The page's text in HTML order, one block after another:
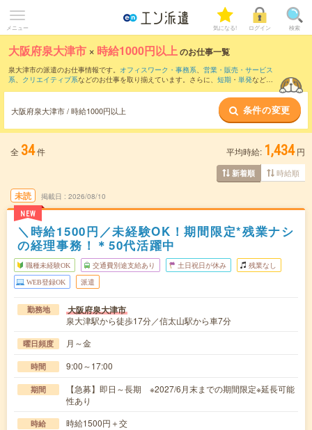
メニュー 気になる! ログイン 検索
大阪府泉大津市 × 時給1000円以上のお仕事一覧
泉大津市の派遣のお仕事情報です。 オフィスワーク・事務系、 営業・販売・サービス
系、 クリエイティブ系などのお仕事を取り揃えています。さらに、 短期 ・ 単発などの
時給1200円以上・ 1800円以上の求人はこちら
当サイトでは法令を遵守し、最低賃金以上の求人のみを掲載しています。
大阪府泉大津市 / 時給1000円以上 条件の変更
全 34件 平均時給: 1,434 円
新着順 時給順
未読
NEW
掲載日 2026/08/10
＼時給1500円／未経験OK！期間限定*残業ナシ
の経理事務！＊50代活躍中
職種未経験OK 交通費別途支給あり 土日祝日が休み 残業なし
WEB登録OK 派遣
勤務地 大阪府泉大津市
泉大津駅から徒歩17分／信太山駅から車7分
曜日頻度 月～金
時間 9:00～17:00
期間
【急募】即日～長期 ※2027/6月末までの期間限定※延長可能
性あり
時給 時給1500円＋交